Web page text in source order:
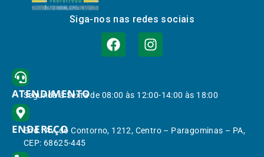
Siga-nos nas redes sociais
ATENDIMENTO
Segunda à Sexta de 08:00 às 12:00-14:00 às 18:00
ENDEREÇO
End.: Av. do Contorno, 1212, Centro – Paragominas – PA,
CEP: 68625-445